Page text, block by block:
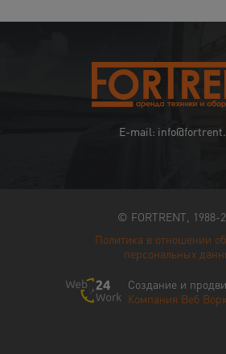
E-mail:
© FORTRENT, 1988-
Политика в отношении
персональных
Создание и
Компания Веб Ворк